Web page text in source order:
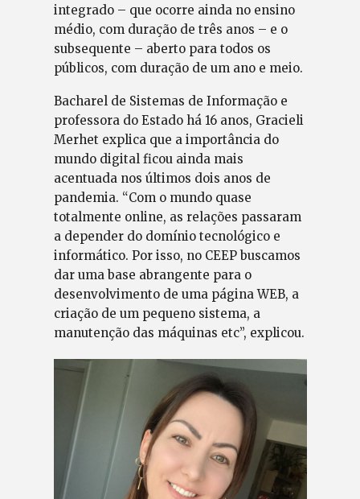
integrado – que ocorre ainda no ensino
médio, com duração de três anos – e o
subsequente – aberto para todos os
públicos, com duração de um ano e meio.
Bacharel de Sistemas de Informação e
professora do Estado há 16 anos, Gracieli
Merhet explica que a importância do
mundo digital ficou ainda mais
acentuada nos últimos dois anos de
pandemia. “Com o mundo quase
totalmente online, as relações passaram
a depender do domínio tecnológico e
informático. Por isso, no CEEP buscamos
dar uma base abrangente para o
desenvolvimento de uma página WEB, a
criação de um pequeno sistema, a
manutenção das máquinas etc”, explicou.